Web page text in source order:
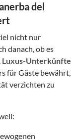
del
nicht nur
danach, ob es
Luxus-Unterkünfte
für Gäste bewährt,
verzichten zu